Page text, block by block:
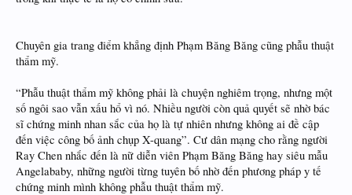
Chuyên gia trang điểm khẳng định Phạm Băng Băng cũng phẫu thuật
thẩm mỹ.
“Phẫu thuật thẩm mỹ không phải là chuyện nghiêm trọng, nhưng một
số ngôi sao vẫn xấu hổ vì nó. Nhiều người còn quả quyết sẽ nhờ bác
sĩ chứng minh nhan sắc của họ là tự nhiên nhưng không ai đề cập
đến việc công bố ảnh chụp X-quang”. Cư dân mạng cho rằng người
Ray Chen nhắc đến là nữ diễn viên Phạm Băng Băng hay siêu mẫu
Angelababy, những người từng tuyên bố nhờ đến phương pháp y tế
chứng minh mình không phẫu thuật thẩm mỹ.